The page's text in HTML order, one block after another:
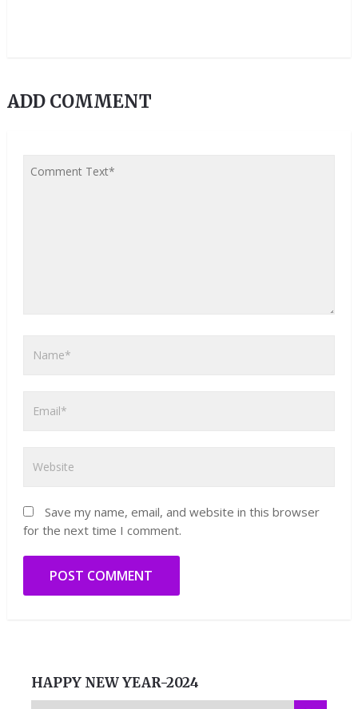
ADD COMMENT
Save my name, email, and website in this browser
for the next time I comment.
HAPPY NEW YEAR-2024